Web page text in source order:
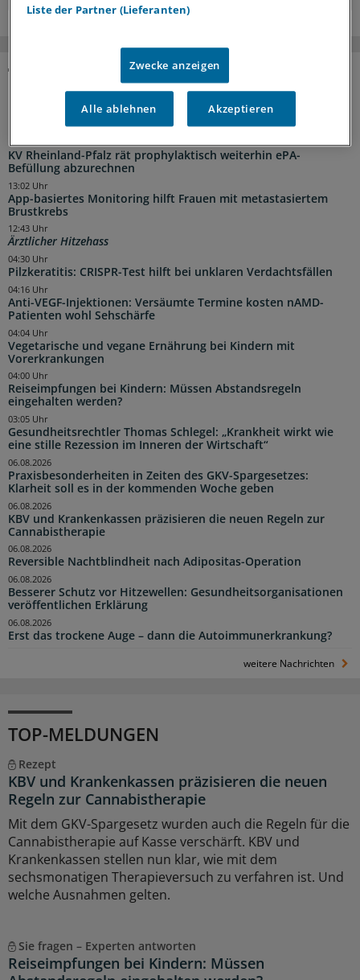
NACHRICHTEN
Neuer Bereitschaftsdienst in Nordrhein ist ein Erfolgsmodell
KV Rheinland-Pfalz rät prophylaktisch weiterhin ePA-
Befüllung abzurechnen
14:44 Uhr
App-basiertes Monitoring hilft Frauen mit metastasiertem
Brustkrebs
13:02 Uhr
Ärztlicher Hitzehass
12:43 Uhr
Pilzkeratitis: CRISPR-Test hilft bei unklaren Verdachtsfällen
04:30 Uhr
Anti-VEGF-Injektionen: Versäumte Termine kosten nAMD-
Patienten wohl Sehschärfe
04:16 Uhr
Vegetarische und vegane Ernährung bei Kindern mit
Vorerkrankungen
04:04 Uhr
Reiseimpfungen bei Kindern: Müssen Abstandsregeln
eingehalten werden?
04:00 Uhr
Gesundheitsrechtler Thomas Schlegel: „Krankheit wirkt wie
eine stille Rezession im Inneren der Wirtschaft“
03:05 Uhr
Praxisbesonderheiten in Zeiten des GKV-Spargesetzes:
Klarheit soll es in der kommenden Woche geben
06.08.2026
KBV und Krankenkassen präzisieren die neuen Regeln zur
Cannabistherapie
06.08.2026
Reversible Nachtblindheit nach Adipositas-Operation
06.08.2026
Besserer Schutz vor Hitzewellen: Gesundheitsorganisationen
veröffentlichen Erklärung
06.08.2026
Erst das trockene Auge – dann die Autoimmunerkrankung?
06.08.2026
weitere Nachrichten
TOP-MELDUNGEN
Rezept
KBV und Krankenkassen präzisieren die neuen
Regeln zur Cannabistherapie
Mit dem GKV-Spargesetz wurden auch die Regeln für die
Cannabistherapie auf Kasse verschärft. KBV und
Krankenkassen stellen nun klar, wie mit dem
sechsmonatigen Therapieversuch zu verfahren ist. Und
welche Ausnahmen gelten.
Sie fragen – Experten antworten
Reiseimpfungen bei Kindern: Müssen
Liste der Partner (Lieferanten)
Zwecke anzeigen
Alle ablehnen Akzeptieren